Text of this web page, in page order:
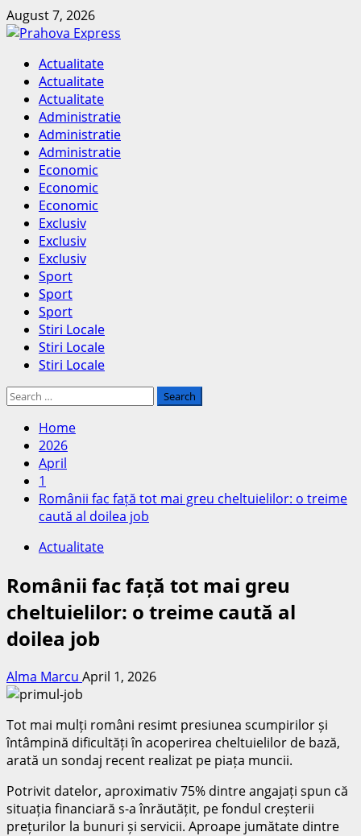
Skip
to
August 7, 2026
Primary
Menu
Actualitate
Actualitate
Actualitate
Administratie
Administratie
Administratie
Economic
Economic
Economic
Exclusiv
Exclusiv
Exclusiv
Sport
Sport
Sport
Stiri Locale
Stiri Locale
Stiri Locale
Search
Home
2026
April
1
Românii fac față tot mai greu cheltuielilor: o treime
caută al doilea job
Actualitate
Românii fac față tot mai greu
cheltuielilor: o treime caută al
doilea job
Alma Marcu April 1, 2026
Tot mai mulți români resimt presiunea scumpirilor și
întâmpină dificultăți în acoperirea cheltuielilor de bază,
arată un sondaj recent realizat pe piața muncii.
Potrivit datelor, aproximativ 75% dintre angajați spun că
situația financiară s-a înrăutățit, pe fondul creșterii
prețurilor la bunuri și servicii. Aproape jumătate dintre